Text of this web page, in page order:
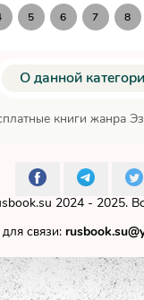
5 6 7 8
О данной
книги жанра
2024 - 2025.
связи: